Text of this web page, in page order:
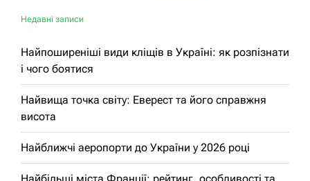
Недавні записи
Найпоширеніші види кліщів в Україні: як розпізнати
і чого боятися
Найвища точка світу: Еверест та його справжня
висота
Найближчі аеропорти до України у 2026 році